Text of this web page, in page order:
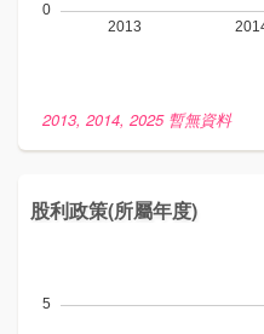
2013, 2014, 2025 暫無資料
股利政策(所屬年度)